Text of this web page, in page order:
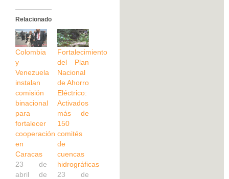
Relacionado
Colombia
y
Venezuela
instalan
comisión
binacional
para
fortalecer
cooperación
en
Caracas
23 de
abril de
Fortalecimiento
del Plan
Nacional
de Ahorro
Eléctrico:
Activados
más de
150
comités
de
cuencas
hidrográficas
23 de